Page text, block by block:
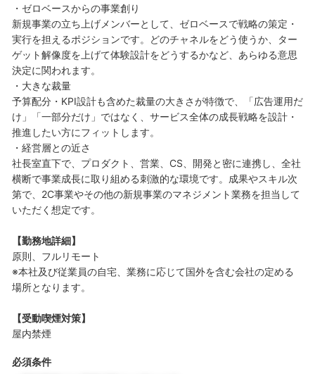
・ゼロベースからの事業創り
新規事業の立ち上げメンバーとして、ゼロベースで戦略の策定・
実行を担えるポジションです。どのチャネルをどう使うか、ター
ゲット解像度を上げて体験設計をどうするかなど、あらゆる意思
決定に関われます。
・大きな裁量
予算配分・KPI設計も含めた裁量の大きさが特徴で、「広告運用だ
け」「一部分だけ」ではなく、サービス全体の成長戦略を設計・
推進したい方にフィットします。
・経営層との近さ
社長室直下で、プロダクト、営業、CS、開発と密に連携し、全社
横断で事業成長に取り組める刺激的な環境です。成果やスキル次
第で、2C事業やその他の新規事業のマネジメント業務を担当して
いただく想定です。
【勤務地詳細】
原則、フルリモート
※本社及び従業員の自宅、業務に応じて国外を含む会社の定める
場所となります。
【受動喫煙対策】
屋内禁煙
必須条件